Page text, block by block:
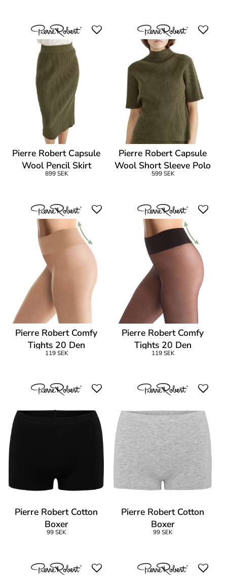
Pierre Robert Capsule
Wool Pencil Skirt
899 SEK
Pierre Robert Capsule
Wool Short Sleeve Polo
Shirt
599 SEK
Pierre Robert Comfy
Tights 20 Den
119 SEK
Pierre Robert Comfy
Tights 20 Den
119 SEK
Pierre Robert Cotton
Boxer
99 SEK
Pierre Robert Cotton
Boxer
99 SEK